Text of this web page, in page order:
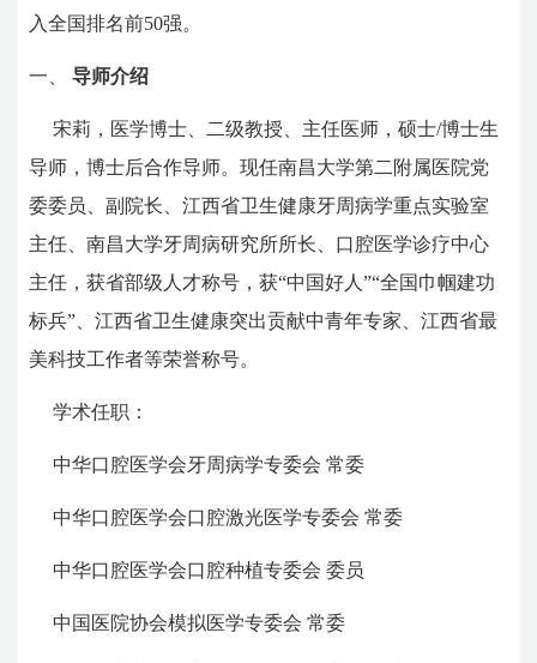
入全国排名前50强。
一、导师介绍
宋莉，医学博士、二级教授、主任医师，硕士/博士生
导师，博士后合作导师。现任南昌大学第二附属医院党
委委员、副院长、江西省卫生健康牙周病学重点实验室
主任、南昌大学牙周病研究所所长、口腔医学诊疗中心
主任，获省部级人才称号，获“中国好人”“全国巾帼建功
标兵”、江西省卫生健康突出贡献中青年专家、江西省最
美科技工作者等荣誉称号。
学术任职：
中华口腔医学会牙周病学专委会 常委
中华口腔医学会口腔激光医学专委会 常委
中华口腔医学会口腔种植专委会 委员
中国医院协会模拟医学专委会 常委